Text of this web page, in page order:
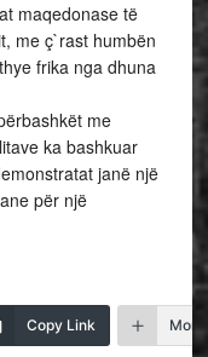
maqedonase të
me ç`rast humbën
frika nga dhuna
me
ka bashkuar
janë një
për një
Copy Link More